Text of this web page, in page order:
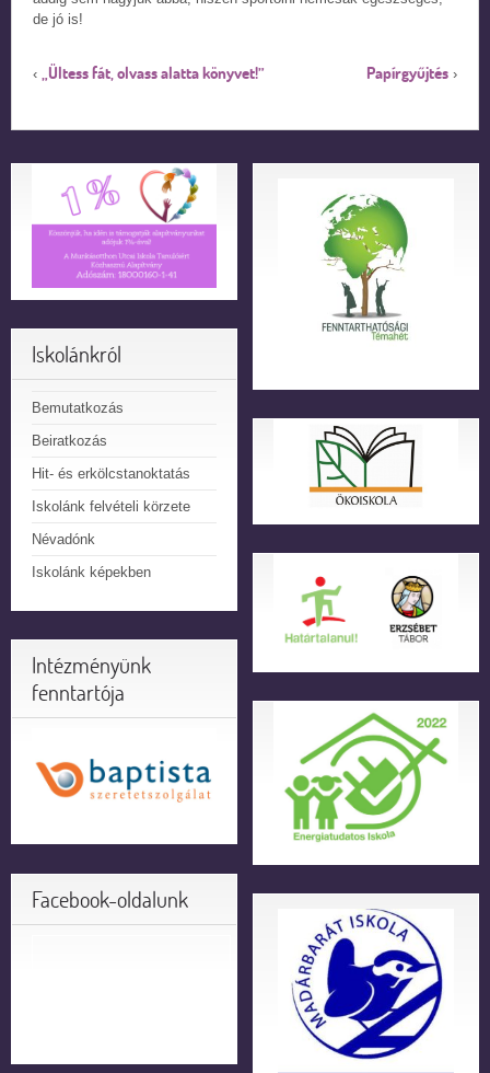
de jó is!
‹ „Ültess fát, olvass alatta könyvet!” Papírgyűjtés ›
Iskolánkról
Bemutatkozás
Beiratkozás
Hit- és erkölcstanoktatás
Iskolánk felvételi körzete
Névadónk
Iskolánk képekben
Intézményünk
fenntartója
Facebook-oldalunk